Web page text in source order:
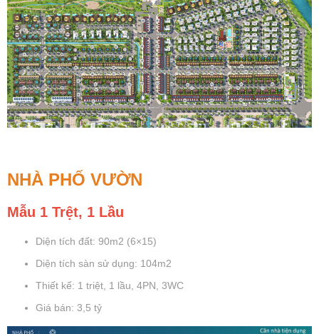
NHÀ PHỐ VƯỜN
Mẫu 1 Trệt, 1 Lầu
Diện tích đất: 90m2 (6×15)
Diện tích sàn sử dụng: 104m2
Thiết kế: 1 triệt, 1 lầu, 4PN, 3WC
Giá bán: 3,5 tỷ